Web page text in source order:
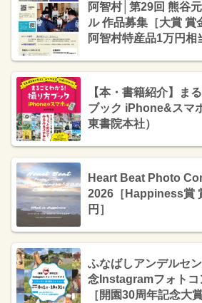
阿智村│第29回 熊谷
ル 作品募集［大賞 賞
阿智村特産品1万円相
【本・書籍紹介】ま
ブック iPhone&スマ
東書院本社）
Heart Beat Photo
2026［Happiness賞
円］
ふなばしアンデルセ
念Instagramフォトコ
［開園30周年記念大